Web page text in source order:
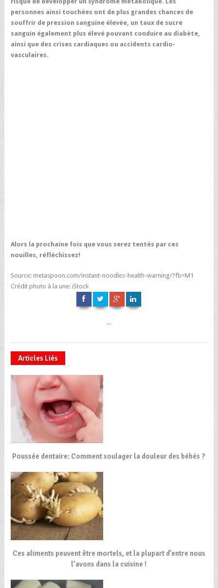
personnes ainsi touchées ont de plus grandes chances de
souffrir de pression sanguine élevée, un taux de sucre
sanguin également plus élevé pouvant conduire au diabète,
ainsi que des crises cardiaques ou accidents cardio-
vasculaires.
Alors la prochaine fois que vous serez tentés par ces
nouilles, réfléchissez!
Source: metaspoon.com/instant-noodles-health-warning/?fb=M1
Crédit photo à la une: iStock
...
Articles Liés
Poussée dentaire: Comment soulager la douleur des bébés ?
Ces aliments peuvent être mortels, et la plupart d’entre nous
l’avons dans la cuisine !